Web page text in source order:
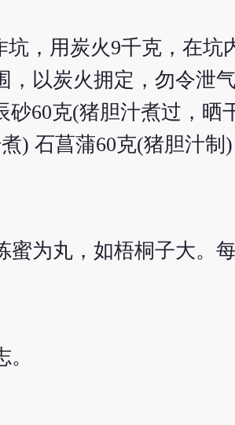
坑，用炭火9千克，在
，以炭火拥定，勿令泄
砂60克(猪胆汁煮过，
) 石菖蒲60克(猪胆汁制)
蜜为丸，如梧桐子大。